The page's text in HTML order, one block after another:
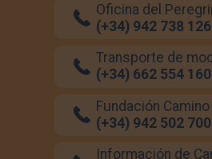
Oficina del
(+34) 942 738 126
Transporte de
(+34) 662 554 160
Fundación
(+34) 942 502 700
Información de